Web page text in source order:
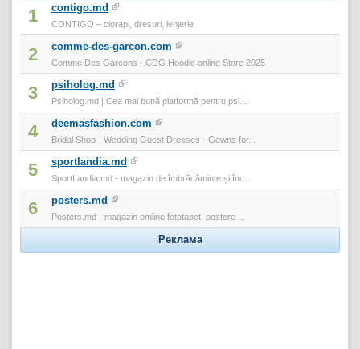
1 contigo.md
CONTIGO – ciorapi, dresuri, lenjerie
2 comme-des-garcon.com
Comme Des Garcons - CDG Hoodie online Store 2025
3 psiholog.md
Psiholog.md | Cea mai bună platformă pentru psi...
4 deemasfashion.com
Bridal Shop - Wedding Guest Dresses - Gowns for...
5 sportlandia.md
SportLandia.md - magazin de îmbrăcăminte și înc...
6 posters.md
Posters.md - magazin omline fototapet, postere ...
Реклама